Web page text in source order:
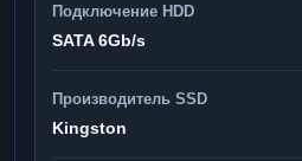
Подключение HDD
SATA 6Gb/s
Производитель SSD
Kingston